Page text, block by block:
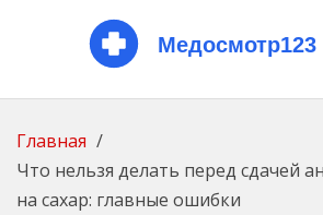
Главная
Что нельзя делать перед сдачей
на сахар: главные ошибки